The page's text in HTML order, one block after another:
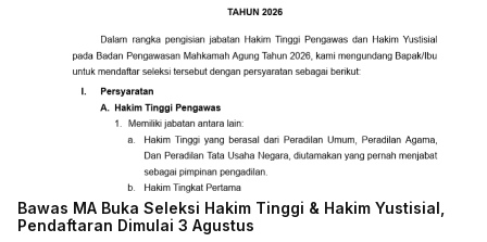
Bawas MA Buka Seleksi Hakim Tinggi & Hakim Yustisial,
Pendaftaran Dimulai 3 Agustus